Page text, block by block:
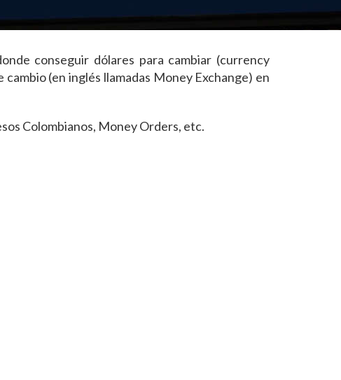
conseguir dólares para cambiar (currency
(en inglés llamadas Money Exchange) en
Colombianos, Money Orders, etc.